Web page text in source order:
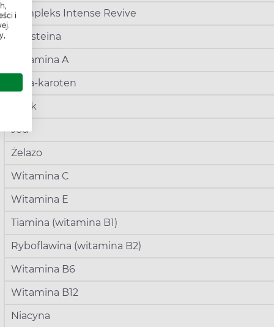
i
Kompleks Intense Revive
L-cysteina
Witamina A
Beta-karoten
Cynk
Jod
Żelazo
Witamina C
Witamina E
Tiamina (witamina B1)
Ryboflawina (witamina B2)
Witamina B6
Witamina B12
Niacyna